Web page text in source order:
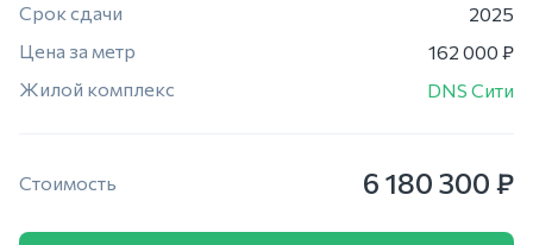
Срок сдачи
2025
Цена за метр
162 000 ₽
Жилой комплекс
DNS Сити
Стоимость 6 180 300 ₽